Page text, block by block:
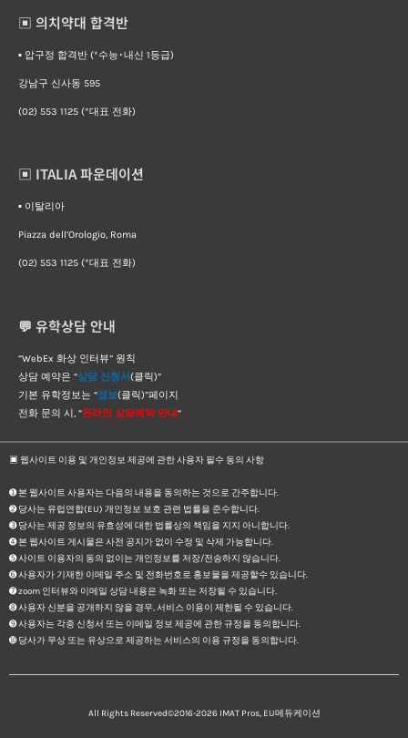
▣ 의치약대 합격반
▪︎ 압구정 합격반 (*수능･내신 1등급)
강남구 신사동 595
(02) 553 1125 (*대표 전화)
▣ ITALIA 파운데이션
▪︎ 이탈리아
Piazza dell’Orologio, Roma
(02) 553 1125 (*대표 전화)
💬 유학상담 안내
“WebEx 화상 인터뷰” 원칙
상담 예약은 “상담 신청서(클릭)”
기본 유학정보는 “정보(클릭)”페이지
전화 문의 시, “온라인 상담예약 안내“
▣ 웹사이트 이용 및 개인정보 제공에 관한 사용자 필수 동의 사항
➊ 본 웹사이트 사용자는 다음의 내용을 동의하는 것으로 간주합니다.
➋ 당사는 유럽연합(EU) 개인정보 보호 관련 법률을 준수합니다.
➌ 당사는 제공 정보의 유효성에 대한 법률상의 책임을 지지 아니합니다.
➍ 본 웹사이트 게시물은 사전 공지가 없이 수정 및 삭제 가능합니다.
➎ 사이트 이용자의 동의 없이는 개인정보를 저장/전송하지 않습니다.
➏ 사용자가 기재한 이메일 주소 및 전화번호로 홍보물을 제공할수 있습니다.
➐ zoom 인터뷰와 이메일 상담 내용은 녹화 또는 저장될 수 있습니다.
➑ 사용자 신분을 공개하지 않을 경우, 서비스 이용이 제한될 수 있습니다.
➒ 사용자는 각종 신청서 또는 이메일 정보 제공에 관한 규정을 동의합니다.
➓ 당사가 무상 또는 유상으로 제공하는 서비스의 이용 규정을 동의합니다.
All Rights Reserved©2016-2026 IMAT Pros, EU메듀케이션